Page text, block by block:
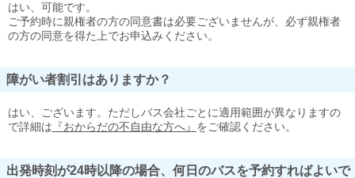
はい、可能です。
ご予約時に親権者の方の同意書は必要ございませんが、必ず親権者
の方の同意を得た上でお申込みください。
障がい者割引はありますか？
はい、ございます。ただしバス会社ごとに適用範囲が異なりますの
で詳細は 『おからだの不自由な方へ』 をご確認ください。
出発時刻が24時以降の場合、何日のバスを予約すればよいで